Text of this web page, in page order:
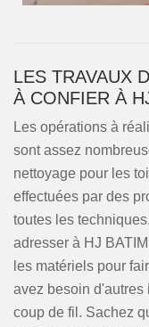
LES TRAVAUX
À CONFIER À
Les opérations à
sont assez
nettoyage pour les
effectuées par des
toutes les
adresser à HJ
les matériels pour
avez besoin d'autres
coup de fil. Sachez